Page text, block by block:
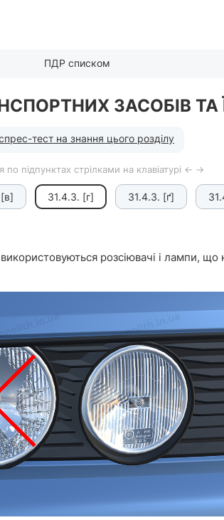
ПДР списком
ЗАСОБІВ
тест на знання цього розділу
підпунктах стрілками на клавіатурі ← →
31.4.3. [г] 31.4.3. [ґ]
розсіювачі і лампи, що